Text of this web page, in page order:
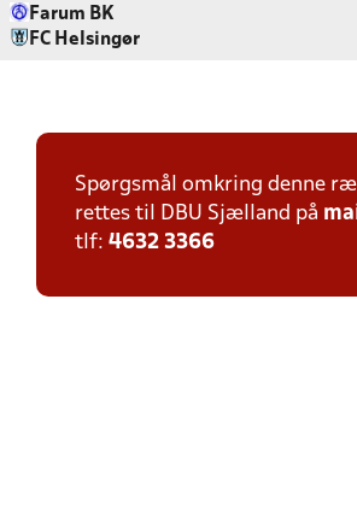
Farum BK
FC Helsingør
Spørgsmål omkring denne
rettes til DBU Sjælland på
tlf: 4632 3366